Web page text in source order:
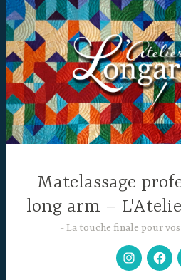
Accéder
au
contenu
principal
Matelassage
long arm –
La touche finale pour
Mon
Instagram